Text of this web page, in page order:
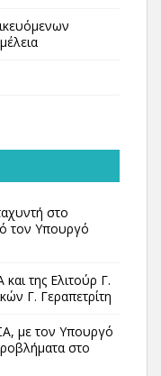
στο
τον Υπουργό
της Ελιτούρ Γ.
Γ. Γεραπετρίτη
με τον Υπουργό
στο